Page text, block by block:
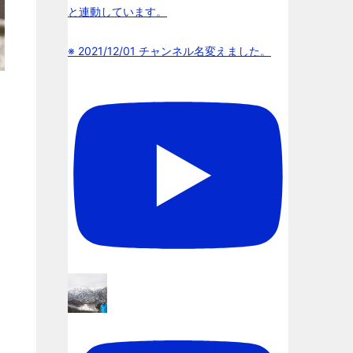
と連動しています。
※ 2021/12/01 チャンネル名変えました。